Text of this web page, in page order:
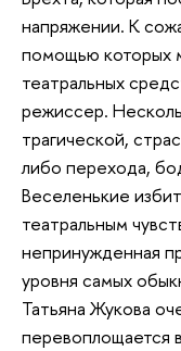
напряжении. К
помощью которых
театральных
режиссер.
трагической,
либо перехода,
Веселенькие
театральным
непринужденная
уровня самых
Татьяна Жукова
перевоплощается